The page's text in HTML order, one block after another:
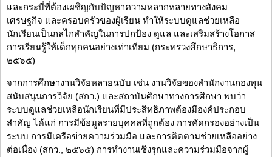
และกระบี่ที่ต้องเผชิญกับปัญหาความหลากหลายทางสังคม
เศรษฐกิจ และครอบครัวของผู้เรียน ทำให้ระบบดูแลช่วยเหลือ
นักเรียนเป็นกลไกสำคัญในการปกป้อง ดูแล และเสริมสร้างโอกาส
การเรียนรู้ให้เด็กทุกคนอย่างเท่าเทียม (กระทรวงศึกษาธิการ,
๒๕๖๕)
จากการศึกษางานวิจัยหลายฉบับ เช่น งานวิจัยของสำนักงานกองทุน
สนับสนุนการวิจัย (สกว.) และสถาบันศึกษาทางการศึกษา พบว่า
ระบบดูแลช่วยเหลือนักเรียนที่มีประสิทธิภาพต้องมีองค์ประกอบ
สำคัญ ได้แก่ การมีข้อมูลรายบุคคลที่ถูกต้อง การคัดกรองอย่างเป็น
ระบบ การมีเครือข่ายความร่วมมือ และการติดตามช่วยเหลืออย่าง
ต่อเนื่อง (สกว., ๒๕๖๕) การทำงานเชิงรุกและความร่วมมือจากผู้